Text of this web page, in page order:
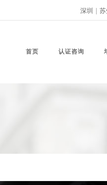
深圳 |
首页 认证咨询